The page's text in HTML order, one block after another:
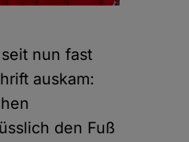
nun fast
auskam:
den Fuß